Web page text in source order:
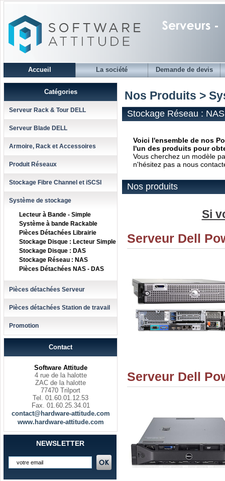
Accueil La société Demande de devis
Catégories
Serveur Rack & Tour DELL
Serveur Blade DELL
Armoire, Rack et Accessoires
Produit Réseaux
Stockage Fibre Channel et iSCSI
Système de stockage
Lecteur à Bande - Simple
Système à bande Rackable
Pièces Détachées Librairie
Stockage Disque : Lecteur Simple
Stockage Disque : DAS
Stockage Réseau : NAS
Pièces Détachées NAS - DAS
Pièces détachées Serveur
Pièces détachées Station de travail
Promotion
Contact
Software Attitude
4 rue de la halotte
ZAC de la halotte
77470 Trilport
Tel. 01.60.01.12.53
Fax. 01.60.25.34.01
contact@hardware-attitude.com
www.hardware-attitude.com
NEWSLETTER
Nos Produits >
Stockage Réseau : NAS
Voici l'ensemble de nos
l'un des produits pour
Vous cherchez un modèle
n'hésitez pas a nous
Nos produits
Si
Serveur Dell
Serveur Dell